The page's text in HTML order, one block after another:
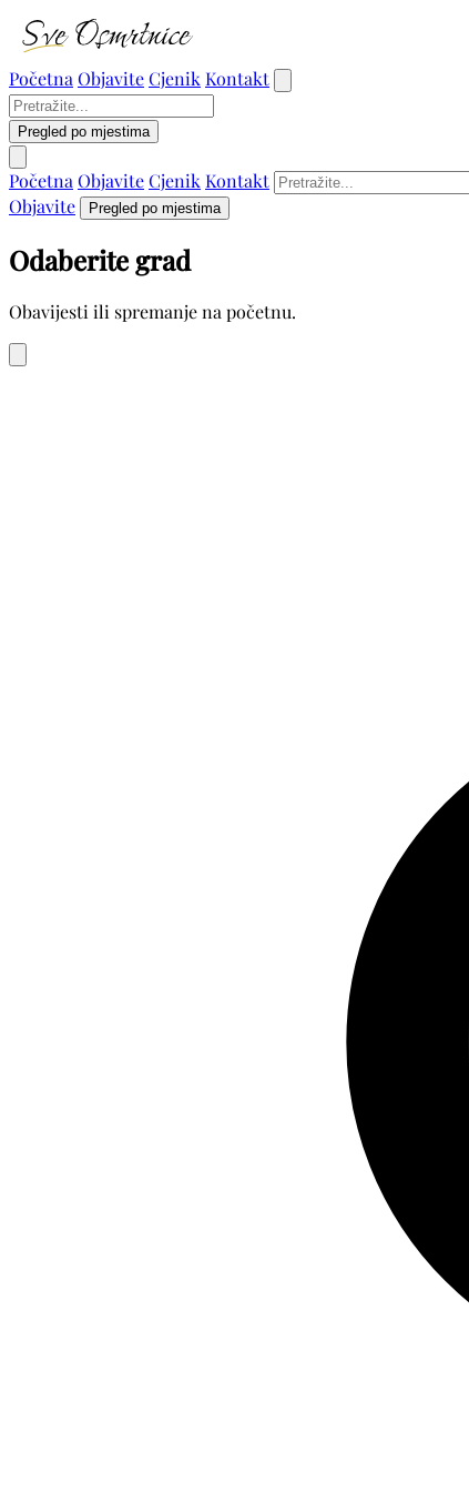
Početna ObjaviteCjenik Kontakt
Pregled po mjestima
Početna ObjaviteCjenik Kontakt
Objavite
Pregled po mjestima
Odaberite grad
Obavijesti ili spremanje na početnu.